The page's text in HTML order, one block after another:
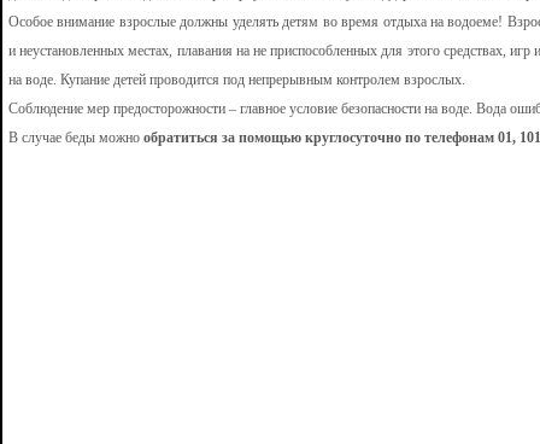
Особое внимание взрослые должны уделять детям во время отдыха на водоеме!
и неустановленных местах, плавания на не приспособленных для этого средствах,
на воде. Купание детей проводится под непрерывным контролем взрослых.
Соблюдение мер предосторожности – главное условие безопасности на воде. Вода
В случае беды можно обратиться за помощью круглосуточно по телефонам 01,